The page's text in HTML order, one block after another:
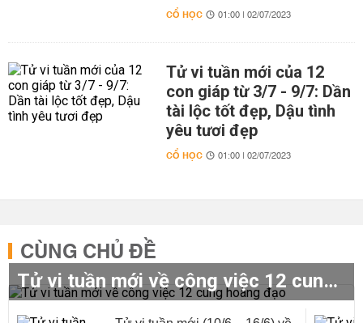
CỔ HỌC 01:00 | 02/07/2023
Tử vi tuần mới của 12
con giáp từ 3/7 - 9/7: Dần
tài lộc tốt đẹp, Dậu tình
yêu tươi đẹp
CỔ HỌC 01:00 | 02/07/2023
CÙNG CHỦ ĐỀ
Tử vi tuần mới về công việc 12 cung hoàng đạo